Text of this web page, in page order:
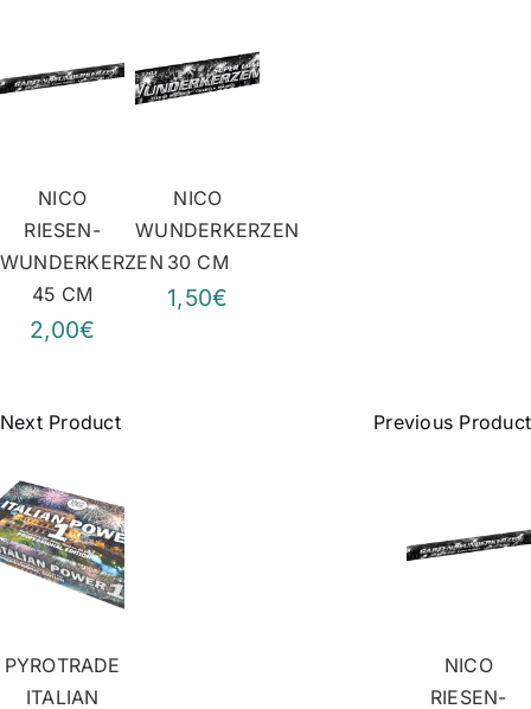
NICO
RIESEN-
WUNDERKERZEN
45 CM
2,00€
NICO
WUNDERKERZEN
30 CM
1,50€
Next Product
PYROTRADE
ITALIAN
Previous Product
NICO
RIESEN-